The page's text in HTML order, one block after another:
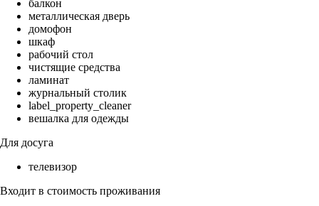
балкон
металлическая дверь
домофон
шкаф
рабочий стол
чистящие средства
ламинат
журнальный столик
label_property_cleaner
вешалка для одежды
Для досуга
телевизор
Входит в стоимость проживания